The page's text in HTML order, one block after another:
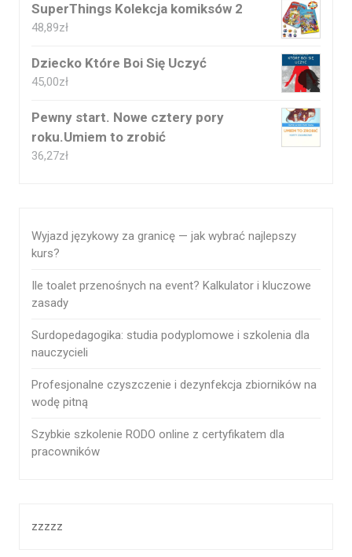
SuperThings Kolekcja komiksów 2
48,89zł
Dziecko Które Boi Się Uczyć
45,00zł
Pewny start. Nowe cztery pory
roku.Umiem to zrobić
36,27zł
Wyjazd językowy za granicę — jak wybrać najlepszy
kurs?
Ile toalet przenośnych na event? Kalkulator i kluczowe
zasady
Surdopedagogika: studia podyplomowe i szkolenia dla
nauczycieli
Profesjonalne czyszczenie i dezynfekcja zbiorników na
wodę pitną
Szybkie szkolenie RODO online z certyfikatem dla
pracowników
zzzzz